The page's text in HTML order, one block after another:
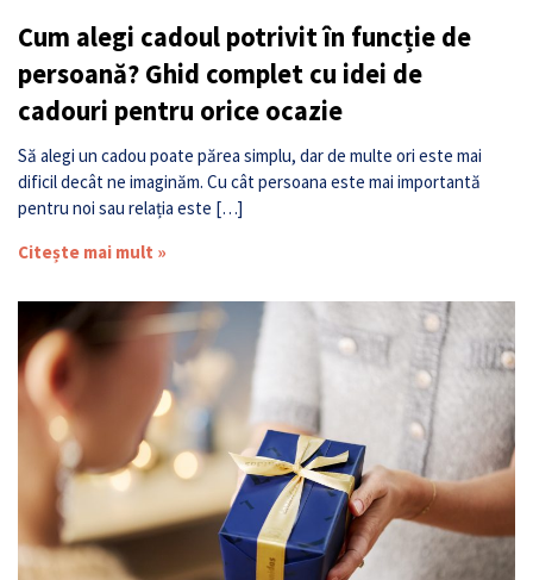
Cum alegi cadoul potrivit în funcție de
persoană? Ghid complet cu idei de
cadouri pentru orice ocazie
Să alegi un cadou poate părea simplu, dar de multe ori este mai
dificil decât ne imaginăm. Cu cât persoana este mai importantă
pentru noi sau relația este […]
Citește mai mult »